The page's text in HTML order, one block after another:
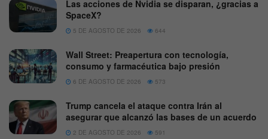
Las acciones de Nvidia se disparan, ¿gracias a
SpaceX?
5 DE AGOSTO DE 2026 644
Wall Street: Preapertura con tecnología,
consumo y farmacéutica bajo presión
6 DE AGOSTO DE 2026 573
Trump cancela el ataque contra Irán al
asegurar que alcanzó las bases de un acuerdo
2 DE AGOSTO DE 2026 591